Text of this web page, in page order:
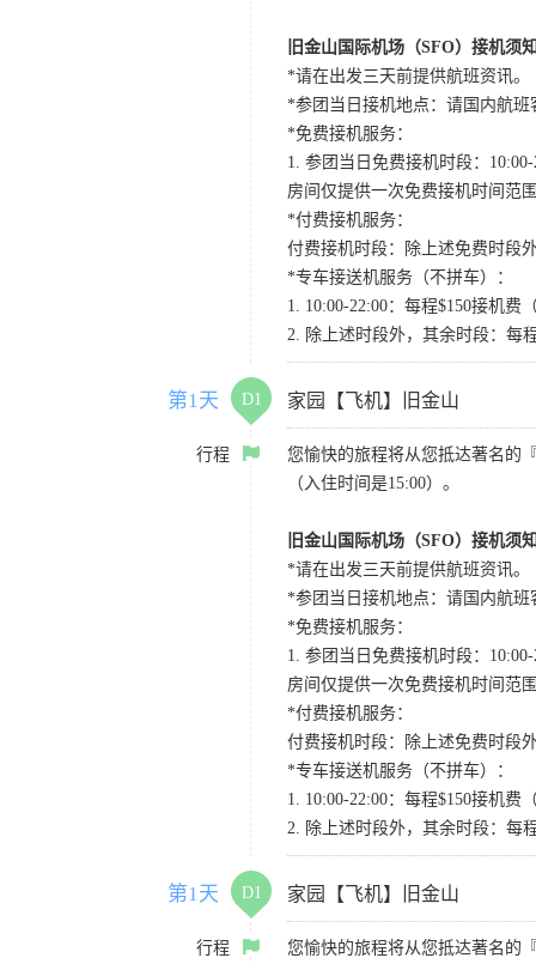
旧金山国际机场（SFO）接机须
*请在出发三天前提供航班资讯。
*参团当日接机地点：请国内航班
*免费接机服务：
1. 参团当日免费接机时段：
房间仅提供一次免费接机时间范
*付费接机服务：
付费接机时段：除上述免费时段
*专车接送机服务（不拼车）：
1. 10:00-22:00：每程$150接机
2. 除上述时段外，其余时段：每
第1天 D1 家园【飞机】旧金山
行程
您愉快的旅程将从您抵达著名的
（入住时间是15:00）。
旧金山国际机场（SFO）接机须
*请在出发三天前提供航班资讯。
*参团当日接机地点：请国内航班
*免费接机服务：
1. 参团当日免费接机时段：
房间仅提供一次免费接机时间范
*付费接机服务：
付费接机时段：除上述免费时段
*专车接送机服务（不拼车）：
1. 10:00-22:00：每程$150接机
2. 除上述时段外，其余时段：每
第1天 D1 家园【飞机】旧金山
行程
您愉快的旅程将从您抵达著名的